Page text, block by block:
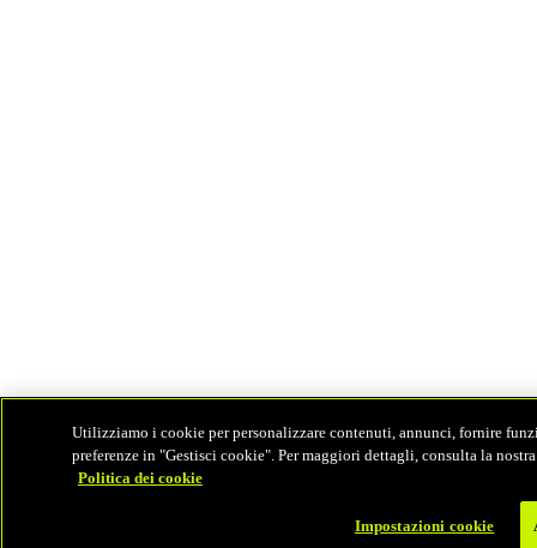
Utilizziamo i cookie per personalizzare contenuti, annunci, fornire
preferenze in "Gestisci cookie". Per maggiori dettagli, consulta la
Politica dei cookie
Impostazioni cookie